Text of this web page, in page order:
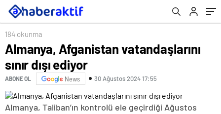
184 okunma
Almanya, Afganistan vatandaşlarını
sınır dışı ediyor
ABONE OL News 30 Ağustos 2024 17:55
Almanya, Taliban’ın kontrolü ele geçirdiği Ağustos